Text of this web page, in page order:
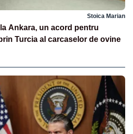
Stoica Marian
Ankara, un acord pentru
Turcia al carcaselor de ovine